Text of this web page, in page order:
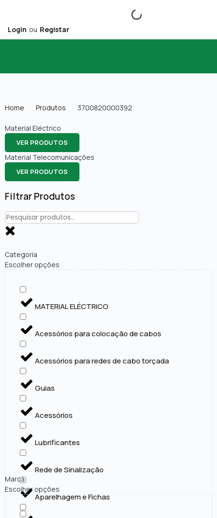
Login ou Registar
Home Produtos 3700820000392
Filtrar Produtos
Categoria
Escolher opções
MATERIAL ELÉCTRICO
Acessórios para colocação de cabos
Acessórios para redes de cabo torçada
Guias
Acessórios
Lubrificantes
Rede de Sinalização
Aparelhagem e Fichas
Marca
Escolher opções
Material Eléctrico
VER PRODUTOS
Material Telecomunicações
VER PRODUTOS